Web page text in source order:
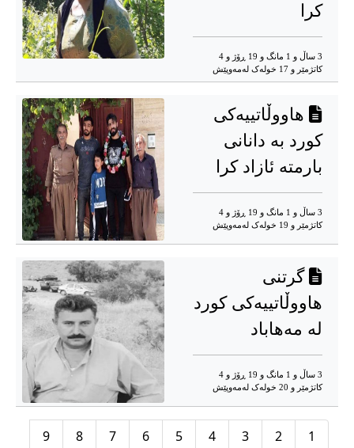
کرا
3 ساڵ و 1 مانگ و 19 ڕۆژ و 4
کاتژمێر و 17 خوله‌ک له‌مه‌وپێش‌
هاووڵاتییەکی
کورد بە دانانی
بارمتە ئازاد کرا
3 ساڵ و 1 مانگ و 19 ڕۆژ و 4
کاتژمێر و 19 خوله‌ک له‌مه‌وپێش‌
گرتنی
هاووڵاتییەکی کورد
لە مەهاباد
3 ساڵ و 1 مانگ و 19 ڕۆژ و 4
کاتژمێر و 20 خوله‌ک له‌مه‌وپێش‌
1
2
3
4
5
6
7
8
9